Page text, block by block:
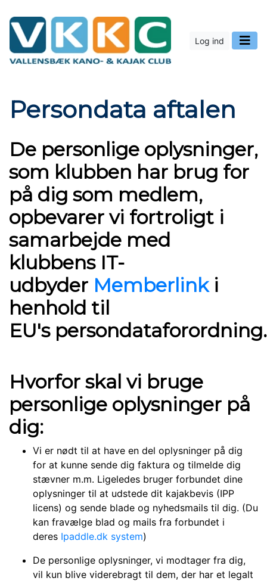
Log ind
Persondata aftalen
De personlige oplysninger,
som klubben har brug for
på dig som medlem,
opbevarer vi fortroligt i
samarbejde med
klubbens IT-
udbyder Memberlink i
henhold til
EU's persondataforordning.
Hvorfor skal vi bruge
personlige oplysninger på
dig:
Vi er nødt til at have en del oplysninger på dig
for at kunne sende dig faktura og tilmelde dig
stævner m.m. Ligeledes bruger forbundet dine
oplysninger til at udstede dit kajakbevis (IPP
licens) og sende blade og nyhedsmails til dig. (Du
kan fravælge blad og mails fra forbundet i
deres Ipaddle.dk system)
De personlige oplysninger, vi modtager fra dig,
vil kun blive viderebragt til dem, der har et legalt